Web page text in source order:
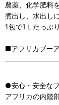
農薬、化学肥料
煮出し、水出し
1包で1Ｌたっぷ
■アフリカプー
●安心・安全な
アフリカの内陸